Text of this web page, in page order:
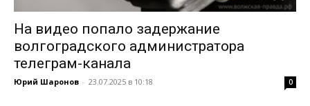
На видео попало задержание
волгоградского администратора
телеграм-канала
Юрий Шаронов - 23.07.2025 в 10:18 0